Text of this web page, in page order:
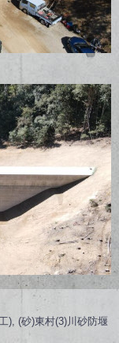
), (砂)東村(3)川砂防堰